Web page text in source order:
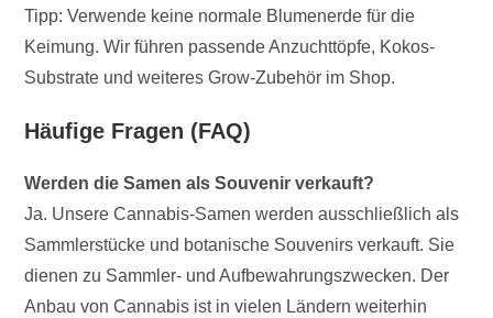
Tipp: Verwende keine normale Blumenerde für die
Keimung. Wir führen passende Anzuchttöpfe, Kokos-
Substrate und weiteres Grow-Zubehör im Shop.
Häufige Fragen (FAQ)
Werden die Samen als Souvenir verkauft?
Ja. Unsere Cannabis-Samen werden ausschließlich als
Sammlerstücke und botanische Souvenirs verkauft. Sie
dienen zu Sammler- und Aufbewahrungszwecken. Der
Anbau von Cannabis ist in vielen Ländern weiterhin